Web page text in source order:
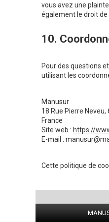
vous avez une
également le droit de
10.
Pour des questions
utilisant les
Manusur
18 Rue Pierre
France
Site web : https://
E-mail :
Cette politique de